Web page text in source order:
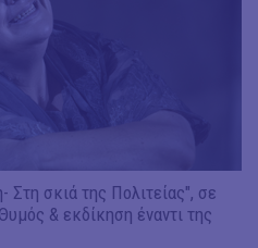
Στη σκιά της Πολιτείας", σε
& εκδίκηση έναντι της